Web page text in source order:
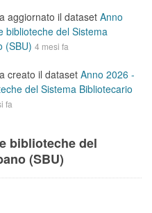
aggiornato il dataset Anno
biblioteche del Sistema
(SBU) 4 mesi fa
creato il dataset Anno 2026 -
del Sistema Bibliotecario
fa
biblioteche del
(SBU)